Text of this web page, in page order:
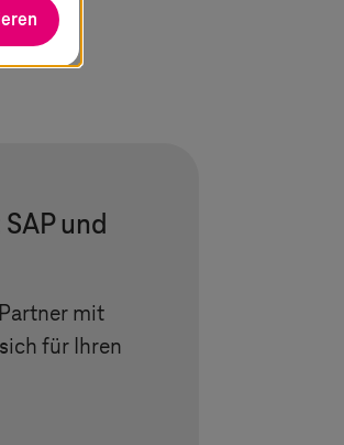
und
mit
für Ihren